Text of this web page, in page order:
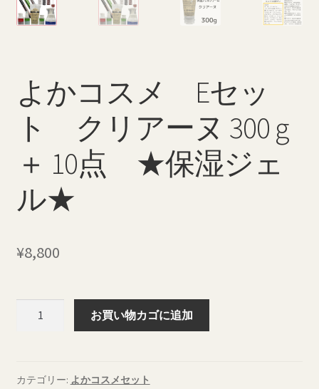
返品・払い戻しポリシー
よかコスメ Eセッ
ト クリアーヌ 300 g
＋ 10点 ★保湿ジェ
ル★
¥8,800
メ
お買い物カゴに追加
カテゴリー: よかコスメセット